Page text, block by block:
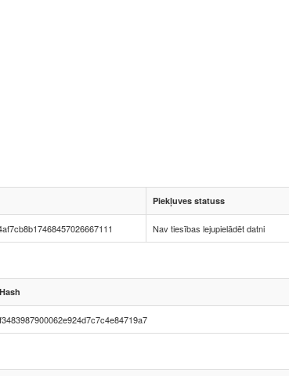
Piekļuves statuss
Nav tiesības lejupielādēt datni
Hash
f3483987900062e924d7c7c4e84719a7